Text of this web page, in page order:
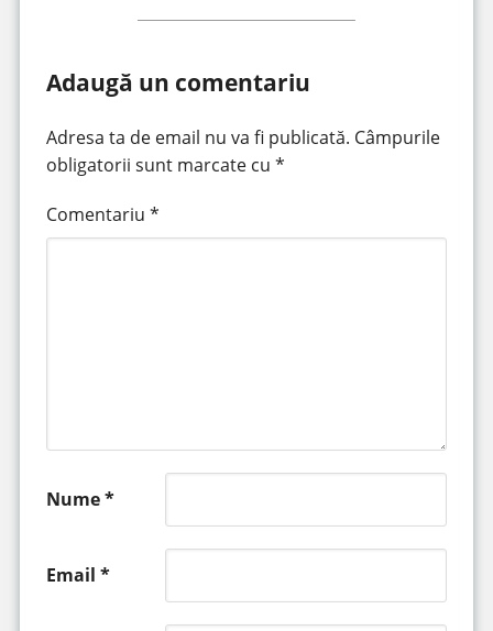
Adaugă un comentariu
Adresa ta de email nu va fi publicată. Câmpurile
obligatorii sunt marcate cu *
Comentariu *
Nume*
Email *